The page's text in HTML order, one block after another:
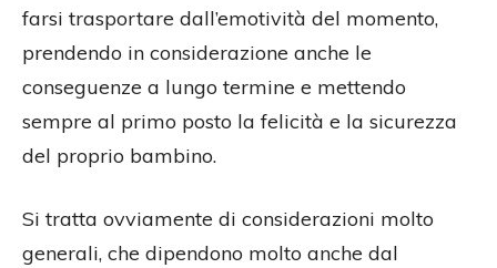
farsi trasportare dall’emotività del momento,
prendendo in considerazione anche le
conseguenze a lungo termine e mettendo
sempre al primo posto la felicità e la sicurezza
del proprio bambino.
Si tratta ovviamente di considerazioni molto
generali, che dipendono molto anche dal